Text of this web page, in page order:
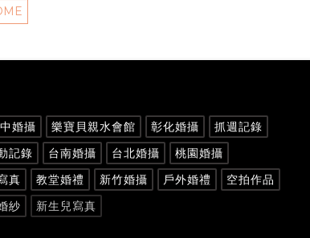
婚攝 樂寶貝親水會館 彰化婚攝
抓週記錄
記錄 台南婚攝 台北婚攝
桃園婚攝
真 教堂婚禮 新竹婚攝 戶外婚禮
空拍作品
紗 新生兒寫真